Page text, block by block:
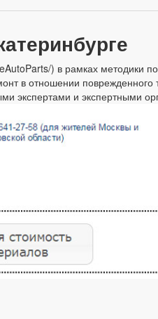
) в рамках методики
в отношении поврежденного
экспертами и экспертными